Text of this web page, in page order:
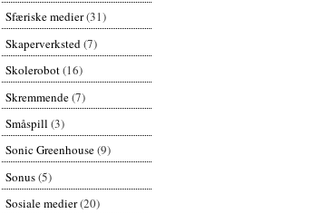
Sfæriske medier(31)
Skaperverksted(7)
Skolerobot(16)
Skremmende(7)
Småspill (3)
Sonic Greenhouse(9)
Sonus(5)
Sosiale medier(20)